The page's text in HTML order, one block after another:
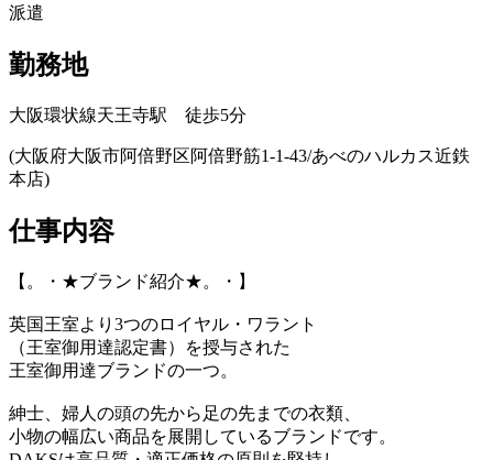
派遣
勤務地
大阪環状線天王寺駅 徒歩5分
(大阪府大阪市阿倍野区阿倍野筋1-1-43/あべのハルカス近鉄
本店)
仕事内容
【。・★ブランド紹介★。・】
英国王室より3つのロイヤル・ワラント
（王室御用達認定書）を授与された
王室御用達ブランドの一つ。
紳士、婦人の頭の先から足の先までの衣類、
小物の幅広い商品を展開しているブランドです。